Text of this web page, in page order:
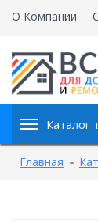
О Компании
Каталог
Главная